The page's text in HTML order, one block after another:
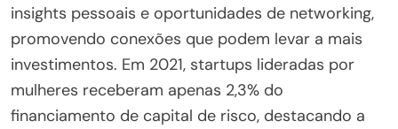
insights pessoais e oportunidades de networking,
promovendo conexões que podem levar a mais
investimentos. Em 2021, startups lideradas por
mulheres receberam apenas 2,3% do
financiamento de capital de risco, destacando a